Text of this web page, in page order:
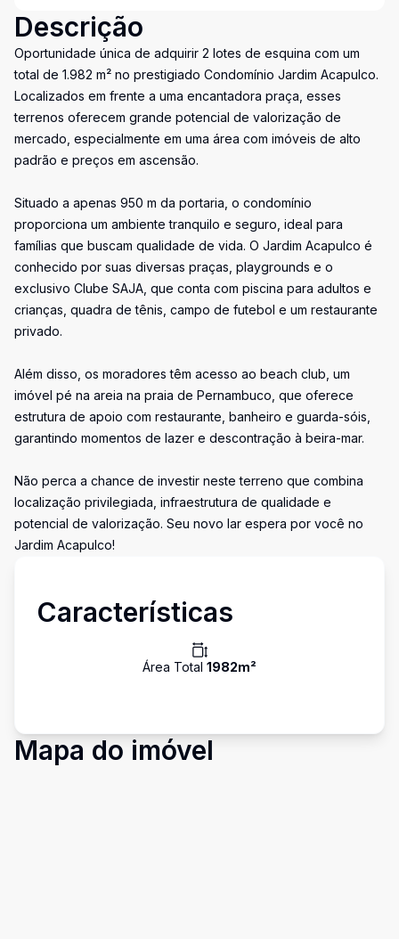
Descrição
Oportunidade única de adquirir 2 lotes de esquina com um
total de 1.982 m² no prestigiado Condomínio Jardim Acapulco.
Localizados em frente a uma encantadora praça, esses
terrenos oferecem grande potencial de valorização de
mercado, especialmente em uma área com imóveis de alto
padrão e preços em ascensão.
Situado a apenas 950 m da portaria, o condomínio
proporciona um ambiente tranquilo e seguro, ideal para
famílias que buscam qualidade de vida. O Jardim Acapulco é
conhecido por suas diversas praças, playgrounds e o
exclusivo Clube SAJA, que conta com piscina para adultos e
crianças, quadra de tênis, campo de futebol e um restaurante
privado.
Além disso, os moradores têm acesso ao beach club, um
imóvel pé na areia na praia de Pernambuco, que oferece
estrutura de apoio com restaurante, banheiro e guarda-sóis,
garantindo momentos de lazer e descontração à beira-mar.
Não perca a chance de investir neste terreno que combina
localização privilegiada, infraestrutura de qualidade e
potencial de valorização. Seu novo lar espera por você no
Jardim Acapulco!
Características
Área Total 1982m²
Mapa do imóvel